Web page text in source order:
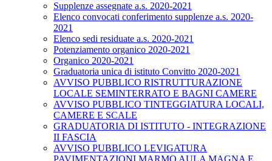
Supplenze assegnate a.s. 2020-2021
Elenco convocati conferimento supplenze a.s. 2020-
2021
Elenco sedi residuate a.s. 2020-2021
Potenziamento organico 2020-2021
Organico 2020-2021
Graduatoria unica di istituto Convitto 2020-2021
AVVISO PUBBLICO RISTRUTTURAZIONE
LOCALE SEMINTERRATO E BAGNI CAMERE
AVVISO PUBBLICO TINTEGGIATURA LOCALI,
CAMERE E SCALE
GRADUATORIA DI ISTITUTO - INTEGRAZIONE
II FASCIA
AVVISO PUBBLICO LEVIGATURA